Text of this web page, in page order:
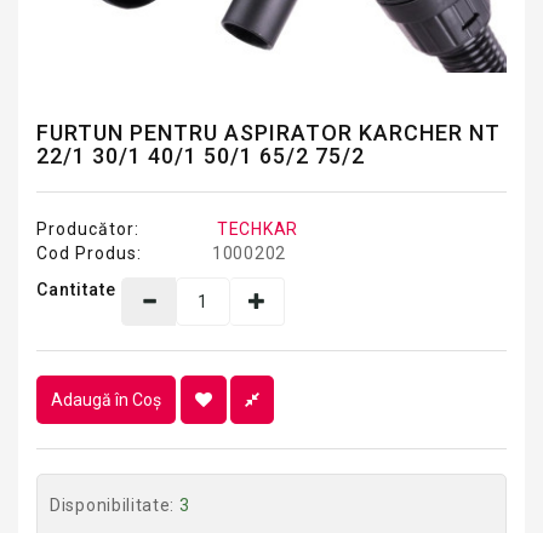
FURTUN PENTRU ASPIRATOR KARCHER NT
22/1 30/1 40/1 50/1 65/2 75/2
Producător:
TECHKAR
Cod Produs:
1000202
Cantitate
Adaugă în Coş
Disponibilitate: 3